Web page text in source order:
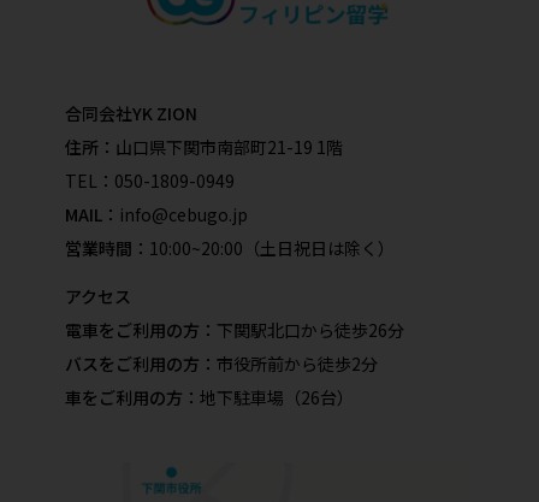
合同会社YK ZION
住所： 山口県下関市南部町21-19 1階
TEL： 050-1809-0949
MAIL： info@cebugo.jp
営業時間： 10:00~20:00（土日祝日は除く）
アクセス
電車をご利用の方： 下関駅北口から徒歩26分
バスをご利用の方： 市役所前から徒歩2分
車をご利用の方： 地下駐車場（26台）